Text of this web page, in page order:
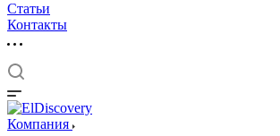
Статьи
Контакты
Компания